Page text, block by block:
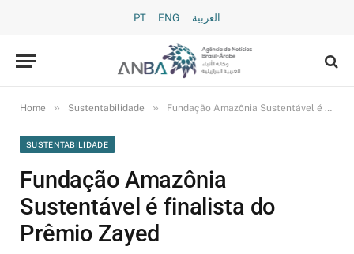
PT ENG العربية
Home » Sustentabilidade » Fundação Amazônia Sustentável é finalista do Prêmio Zayed
SUSTENTABILIDADE
Fundação Amazônia
Sustentável é finalista do
Prêmio Zayed